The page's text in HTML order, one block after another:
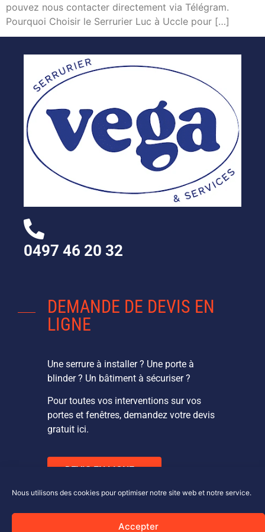
Nous utilisons des cookies pour optimiser notre site web et notre service.
Accepter
pouvez nous contacter directement via Télégram.
Pourquoi Choisir le Serrurier Luc à Uccle pour […]
0497 46 20 32
DEMANDE DE DEVIS EN
LIGNE
Une serrure à installer ? Une porte à
blinder ? Un bâtiment à sécuriser ?
Pour toutes vos interventions sur vos
portes et fenêtres, demandez votre devis
gratuit ici.
DEVIS EN LIGNE